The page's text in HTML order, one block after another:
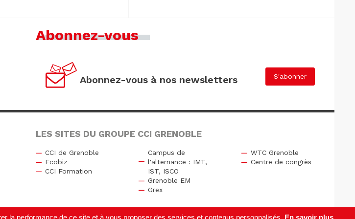
Abonnez-vous
Abonnez-vous à nos newsletters S'abonner
LES SITES DU GROUPE CCI GRENOBLE
CCI de Grenoble
Ecobiz
CCI Formation
Campus de
l'alternance : IMT,
IST, ISCO
Grenoble EM
Grex
WTC Grenoble
Centre de congrès
la performance de ce site et à vous proposer des services et contenus personnalisés. En savoir plus